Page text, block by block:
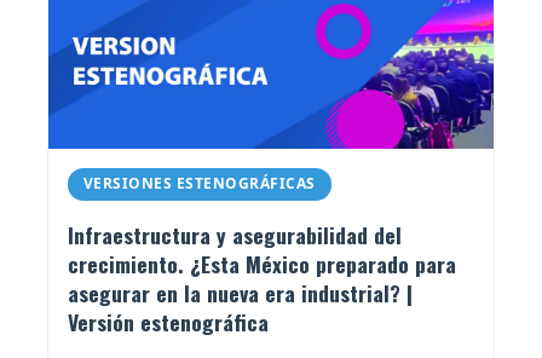
VERSIONES ESTENOGRÁFICAS
Infraestructura y asegurabilidad del
crecimiento. ¿Esta México preparado para
asegurar en la nueva era industrial? |
Versión estenográfica